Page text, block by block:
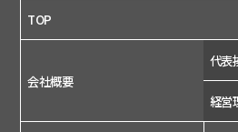
TOP
会社概要
代表
経営